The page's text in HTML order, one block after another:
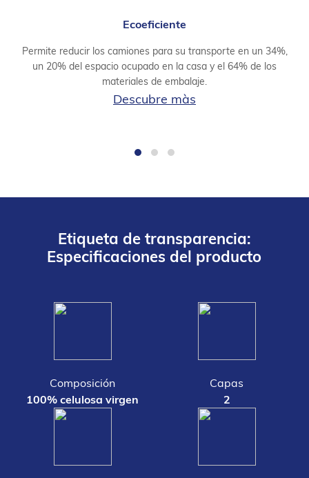
Ecoeficiente
Permite reducir los camiones para su transporte en un 34%,
un 20% del espacio ocupado en la casa y el 64% de los
materiales de embalaje.
Descubre màs
Etiqueta de transparencia:
Especificaciones del producto
Composición
100% celulosa virgen
Capas
2